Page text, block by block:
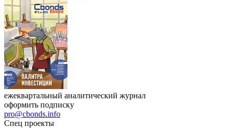
ежеквартальный аналитический журнал
оформить подписку
pro@cbonds.info
Спец проекты